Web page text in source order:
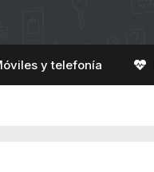
y telefonía